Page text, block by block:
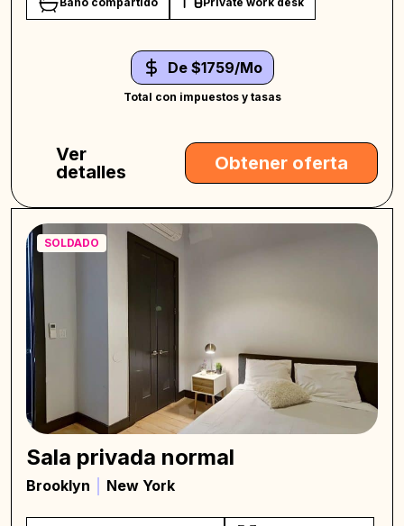
De $1759/Mo
Total con impuestos y tasas
Ver
detalles
Obtener oferta
SOLDADO
Sala privada normal
Brooklyn New York